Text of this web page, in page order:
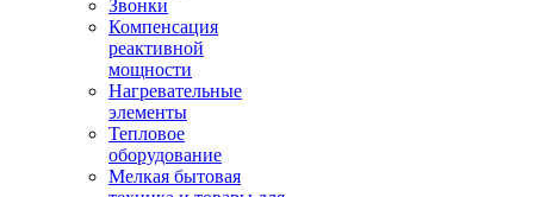
Звонки
Компенсация
реактивной
мощности
Нагревательные
элементы
Тепловое
оборудование
Мелкая бытовая